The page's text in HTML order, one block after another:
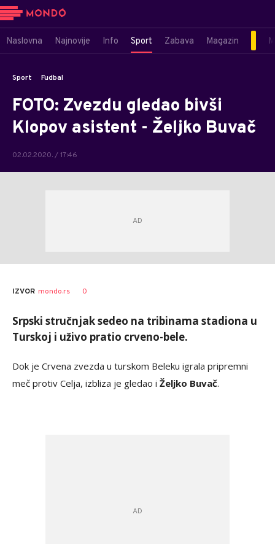
Naslovna Najnovije Info Sport Zabava Magazin
Sport Fudbal
FOTO: Zvezdu gledao bivši
Klopov asistent - Željko Buvač
02.02.2020. / 17:46
IZVOR mondo.rs 0
Srpski stručnjak sedeo na tribinama stadiona u
Turskoj i uživo pratio crveno-bele.
Dok je Crvena zvezda u turskom Beleku igrala pripremni
meč protiv Celja, izbliza je gledao i Željko Buvač.